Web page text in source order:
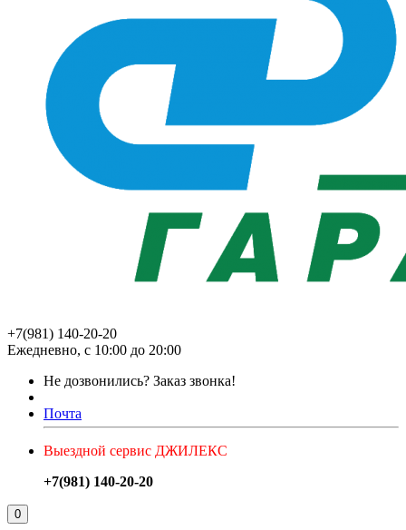
+7(981) 140-20-20
Ежедневно, с 10:00 до 20:00
Не дозвонились? Заказ звонка!
Почта
Выездной сервис ДЖИЛЕКС
+7(981) 140-20-20
0